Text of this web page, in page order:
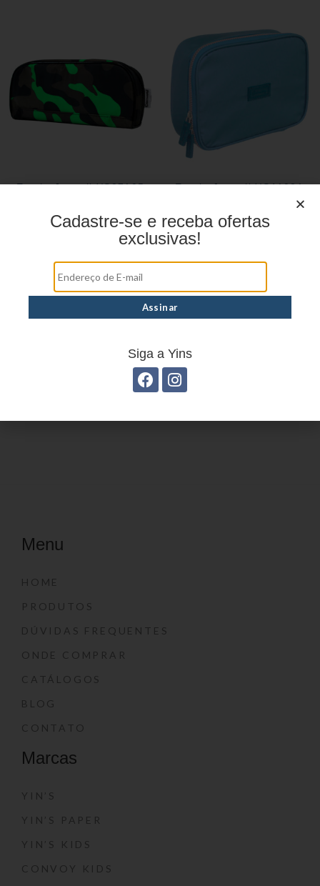
Estojo Juvenil YS27105 Estojo Juvenil YS41031
Estojo juvenil YS27114
Estojo Juvenil YS27101
Menu
HOME
PRODUTOS
DÚVIDAS FREQUENTES
ONDE COMPRAR
CATÁLOGOS
BLOG
CONTATO
Marcas
YIN’S
YIN’S PAPER
YIN’S KIDS
CONVOY KIDS
Cadastre-se e receba ofertas
exclusivas!
Siga a Yins